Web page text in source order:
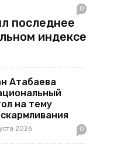
0
последнее
индексе
Атабаева
на тему
2026 0